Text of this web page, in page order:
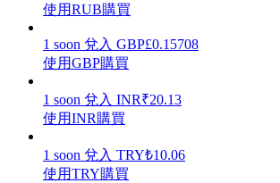
增值寶
使您的資產穩定增值
使用RUB購買
1 soon 兌入 GBP£0.15708
使用GBP購買
1 soon 兌入 INR₹20.13
使用INR購買
1 soon 兌入 TRY₺10.06
使用TRY購買